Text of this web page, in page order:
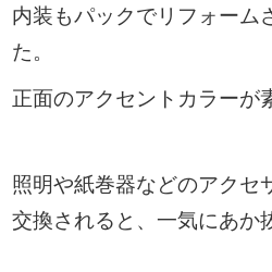
内装もパックでリフォーム
た。
正面のアクセントカラーが
照明や紙巻器などのアクセ
交換されると、一気にあか